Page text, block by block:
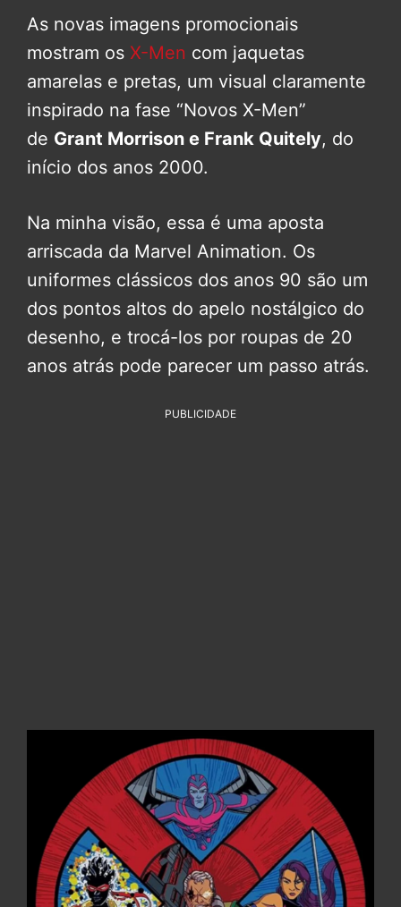
As novas imagens promocionais
mostram os X-Men com jaquetas
amarelas e pretas, um visual claramente
inspirado na fase “Novos X-Men”
de Grant Morrison e Frank Quitely, do
início dos anos 2000.
Na minha visão, essa é uma aposta
arriscada da Marvel Animation. Os
uniformes clássicos dos anos 90 são um
dos pontos altos do apelo nostálgico do
desenho, e trocá-los por roupas de 20
anos atrás pode parecer um passo atrás.
PUBLICIDADE